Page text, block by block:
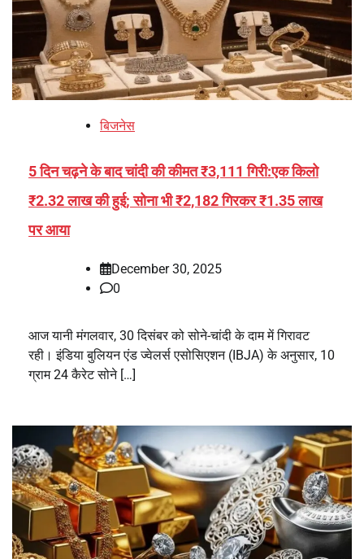
बिजनेस
5 दिन चढ़ने के बाद चांदी की कीमत ₹3,111 गिरी:एक किलो
₹2.32 लाख की हुई; सोना भी ₹2,182 गिरकर ₹1.35 लाख
पर आया
December 30, 2025
0
आज यानी मंगलवार, 30 दिसंबर को सोने-चांदी के दाम में गिरावट
रही। इंडिया बुलियन एंड ज्वेलर्स एसोसिएशन (IBJA) के अनुसार, 10
ग्राम 24 कैरेट सोने […]